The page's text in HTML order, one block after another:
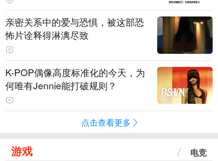
亲密关系中的爱与恐惧，被这部恐
怖片诠释得淋漓尽致
K-POP偶像高度标准化的今天，为
何唯有Jennie能打破规则？
点击查看更多
游戏 电竞